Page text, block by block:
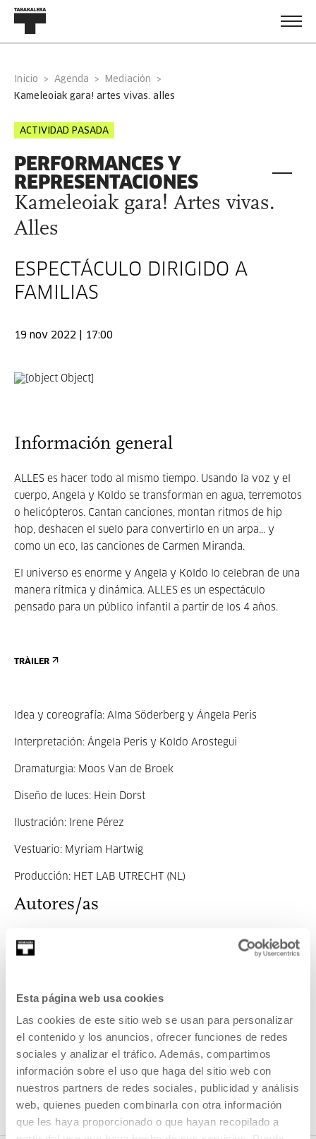
Esta página web usa cookies
Las cookies de este sitio web se usan para personalizar
el contenido y los anuncios, ofrecer funciones de redes
sociales y analizar el tráfico. Además, compartimos
información sobre el uso que haga del sitio web con
nuestros partners de redes sociales, publicidad y análisis
web, quienes pueden combinarla con otra información
que les haya proporcionado o que hayan recopilado a
Inicio Agenda
Mediación
kameleoiak gara! artes vivas. alles
ACTIVIDAD PASADA
PERFORMANCES Y
REPRESENTACIONES
Kameleoiak gara! Artes vivas.
Alles
ESPECTÁCULO DIRIGIDO A
FAMILIAS
19 nov 2022 | 17:00
Información general
ALLES es hacer todo al mismo tiempo. Usando la voz y el
cuerpo, Angela y Koldo se transforman en agua, terremotos
o helicópteros. Cantan canciones, montan ritmos de hip
hop, deshacen el suelo para convertirlo en un arpa... y
como un eco, las canciones de Carmen Miranda.
El universo es enorme y Angela y Koldo lo celebran de una
manera rítmica y dinámica. ALLES es un espectáculo
pensado para un público infantil a partir de los 4 años.
TRÀILER
Idea y coreografía: Alma Söderberg y Ángela Peris
Interpretación: Ángela Peris y Koldo Arostegui
Dramaturgia: Moos Van de Broek
Diseño de luces: Hein Dorst
Ilustración: Irene Pérez
Vestuario: Myriam Hartwig
Producción: HET LAB UTRECHT (NL)
Autores/as
Angela y Koldo
Invitados/as
Angela y Koldo
"Angela y Koldo" comienzan a trabajar juntas en el 2012...
MÁS INFORMACIÓN